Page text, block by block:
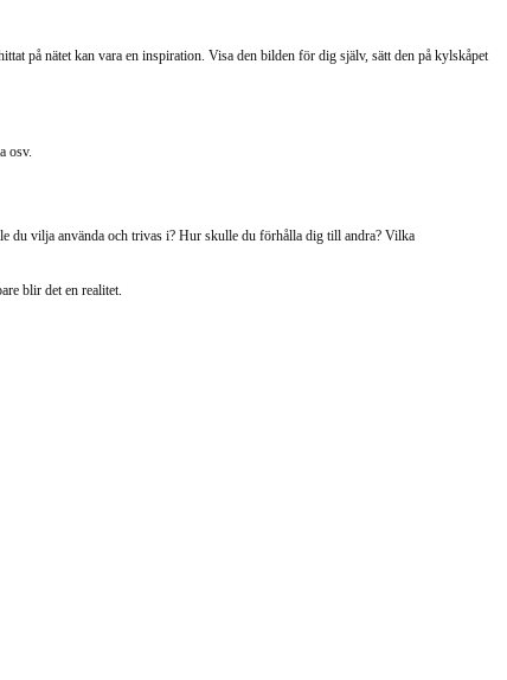
på nätet kan vara en inspiration. Visa den bilden för dig själv, sätt den på kylskåpet
osv.
du vilja använda och trivas i? Hur skulle du förhålla dig till andra? Vilka
blir det en realitet.